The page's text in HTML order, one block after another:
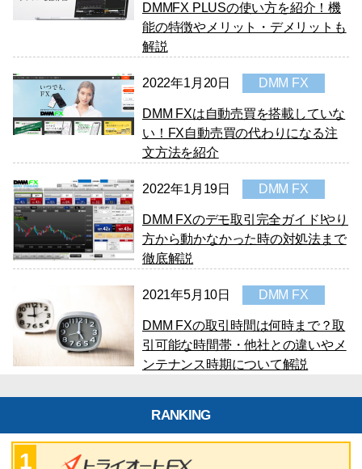
DMMFX PLUSの使い方を紹介！機
能の特徴やメリット・デメリットも
解説
2022年1月20日 DMM FX
DMM FXは自動売買を搭載していな
い！FX自動売買の代わりになる注
文方法を紹介
2022年1月19日 DMM FX
DMM FXのデモ取引完全ガイド!やり
方から動かなかった時の対処法まで
徹底解説
2021年5月10日 DMM FX
DMM FXの取引時間は何時まで？取
引可能な時間帯・他社との違いやメ
ンテナンス時期について解説
RANKING